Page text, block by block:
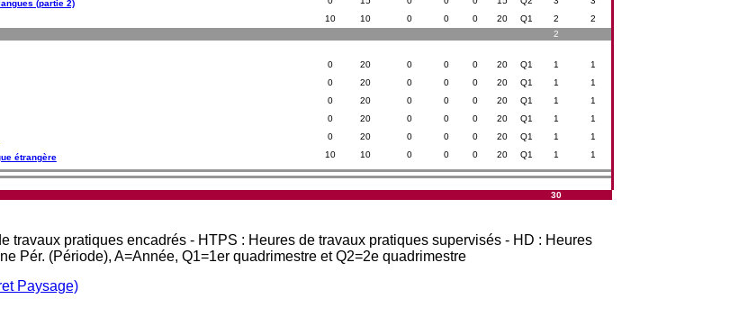
(partie 2)
10 10 0 0 0 20 Q1 2 2
2
0 20 0 0 0 20 Q1 1 1
0 20 0 0 0 20 Q1 1 1
0 20 0 0 0 20 Q1 1 1
0 20 0 0 0 20 Q1 1 1
0 20 0 0 0 20 Q1 1 1
étrangère 10 10 0 0 0 20 Q1 1 1
30
travaux pratiques encadrés - HTPS : Heures de travaux pratiques supervisés - HD : Heures
Pér. (Période), A=Année, Q1=1er quadrimestre et Q2=2e quadrimestre
Paysage)